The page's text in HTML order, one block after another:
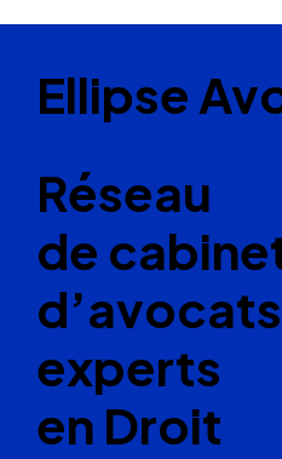
Ellipse
Réseau
de
d’avocats
experts
en Droit